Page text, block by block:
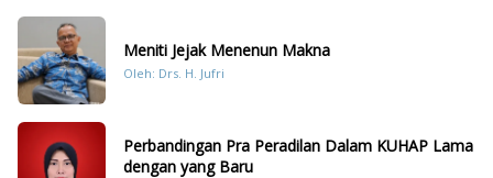
Meniti Jejak Menenun Makna
Oleh: Drs. H. Jufri
Perbandingan Pra Peradilan Dalam KUHAP Lama
dengan yang Baru